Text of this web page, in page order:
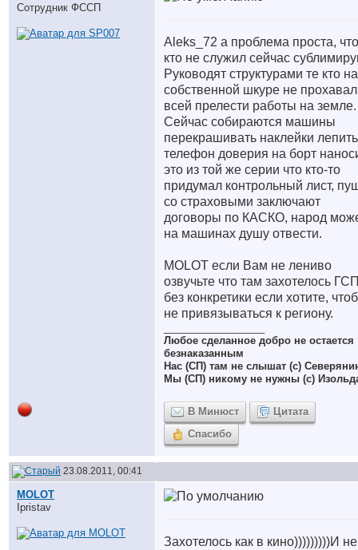
Сотрудник ФССП
Aleks_72 а проблема проста,
кто не служил сейчас
Руководят структурами те кто на
собственной шкуре не
всей прелести работы на земле.
Сейчас собираются машины
перекрашивать наклейки
телефон доверия на борт
это из той же серии что кто-то
придумал контрольный лист,
со страховыми заключают
договоры по КАСКО, народ
на машинах душу отвести.
MOLOT если Вам не лениво
озвучьте что там захотелось
без конкретики если хотите,
не привязываться к региону.
Любое сделанное добро не остается
безнаказанным
Нас (СП) там не слышат (с)
Мы (СП) никому не нужны (с)
В Минюст
Цитата
Спасибо
23.08.2011, 00:41
MOLOT
Ipristav
Захотелось как в кино)))))))))И не